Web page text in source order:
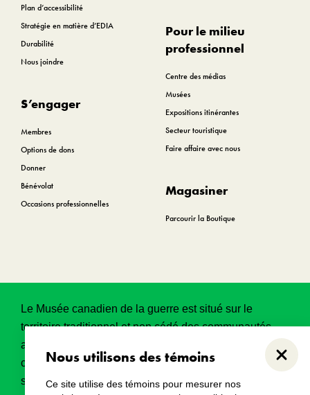
Nous utilisons des témoins
Ce site utilise des témoins pour mesurer nos
Plan d’accessibilité
Stratégie en matière d’EDIA
Durabilité
Nous joindre
S’engager
Membres
Options de dons
Donner
Bénévolat
Occasions professionnelles
Pour le milieu
professionnel
Centre des médias
Musées
Expositions itinérantes
Secteur touristique
Faire affaire avec nous
Magasiner
Parcourir la Boutique
Le Musée canadien de la guerre est situé sur le
territoire traditionnel et non cédé des communautés
algonquines Anishinabeg. Ce territoire a eu et
continue d’avoir une grande importance historique,
spirituelle et sacrée.Lire l’intégralité de la